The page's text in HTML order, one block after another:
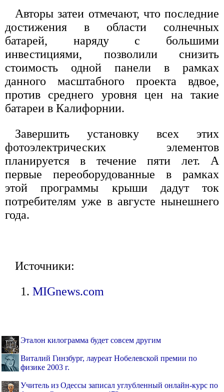
Авторы затеи отмечают, что последние
достижения в области солнечных
батарей, наряду с большими
инвестициями, позволили снизить
стоимость одной панели в рамках
данного масштабного проекта вдвое,
против среднего уровня цен на такие
батареи в Калифорнии.
Завершить установку всех этих
фотоэлектрических элементов
планируется в течение пяти лет. А
первые переоборудованные в рамках
этой программы крыши дадут ток
потребителям уже в августе нынешнего
года.
Источники:
MIGnews.com
Эталон килограмма будет совсем другим
Виталий Гинзбург, лауреат Нобелевской премии по
физике 2003 г.
Учитель из Одессы записал углубленный онлайн-курс по